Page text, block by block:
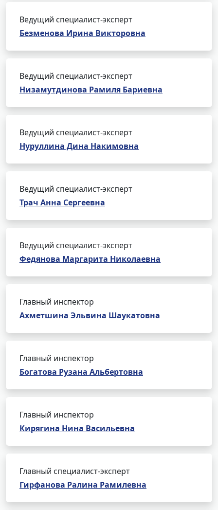
Ведущий специалист-эксперт
Безменова Ирина Викторовна
Ведущий специалист-эксперт
Низамутдинова Рамиля Бариевна
Ведущий специалист-эксперт
Нуруллина Дина Накимовна
Ведущий специалист-эксперт
Трач Анна Сергеевна
Ведущий специалист-эксперт
Федянова Маргарита Николаевна
Главный инспектор
Ахметшина Эльвина Шаукатовна
Главный инспектор
Богатова Рузана Альбертовна
Главный инспектор
Кирягина Нина Васильевна
Главный специалист-эксперт
Гирфанова Ралина Рамилевна